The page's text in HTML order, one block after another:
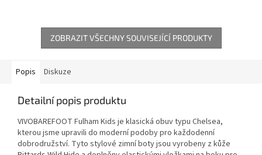
ZOBRAZIT VŠECHNY SOUVISEJÍCÍ PRODUKTY
Popis Diskuze
Detailní popis produktu
VIVOBAREFOOT Fulham Kids je klasická obuv typu Chelsea,
kterou jsme upravili do moderní podoby pro každodenní
dobrodružství. Tyto stylové zimní boty jsou vyrobeny z kůže